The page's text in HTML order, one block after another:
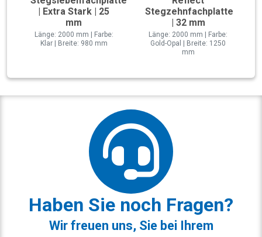
| Extra Stark | 25
mm
Länge: 2000 mm | Farbe:
Klar | Breite: 980 mm
Stegzehnfachplatte
| 32 mm
Länge: 2000 mm | Farbe:
Gold-Opal | Breite: 1250
mm
Haben Sie noch Fragen?
Wir freuen uns, Sie bei Ihrem